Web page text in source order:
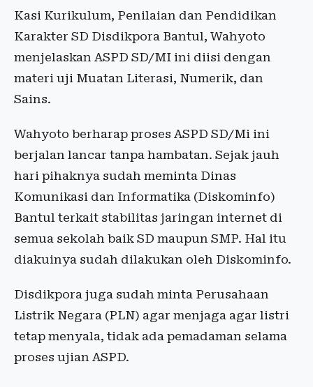
Kasi Kurikulum, Penilaian dan Pendidikan
Karakter SD Disdikpora Bantul, Wahyoto
menjelaskan ASPD SD/MI ini diisi dengan
materi uji Muatan Literasi, Numerik, dan
Sains.
Wahyoto berharap proses ASPD SD/Mi ini
berjalan lancar tanpa hambatan. Sejak jauh
hari pihaknya sudah meminta Dinas
Komunikasi dan Informatika (Diskominfo)
Bantul terkait stabilitas jaringan internet di
semua sekolah baik SD maupun SMP. Hal itu
diakuinya sudah dilakukan oleh Diskominfo.
Disdikpora juga sudah minta Perusahaan
Listrik Negara (PLN) agar menjaga agar listri
tetap menyala, tidak ada pemadaman selama
proses ujian ASPD.